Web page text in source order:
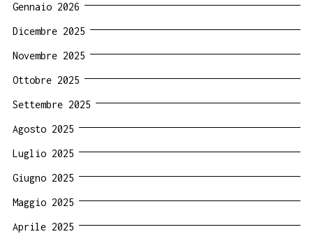
Gennaio 2026
Dicembre 2025
Novembre 2025
Ottobre 2025
Settembre 2025
Agosto 2025
Luglio 2025
Giugno 2025
Maggio 2025
Aprile 2025